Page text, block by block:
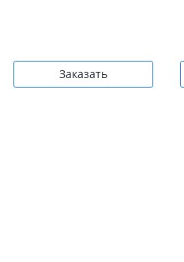
Заказать